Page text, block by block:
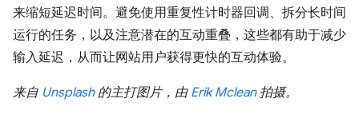
来缩短延迟时间。避免使用重复性计时器回调、拆分长时间
运行的任务，以及注意潜在的互动重叠，这些都有助于减少
输入延迟，从而让网站用户获得更快的互动体验。
来自 Unsplash的主打图片，由 Erik Mclean拍摄。